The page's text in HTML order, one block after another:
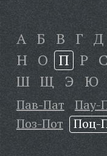
А Б В Г Д
Н О П Р С
Ш Щ Э Ю
Пав-Пат Пау-
Поз-Пот
Поц-